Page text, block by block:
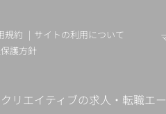
規約
サイトの利用について
護方針
リエイティブの求人・転職エ